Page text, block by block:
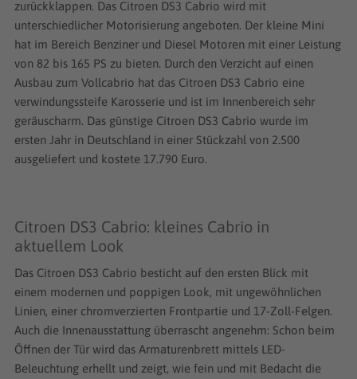
zurückklappen. Das Citroen DS3 Cabrio wird mit
unterschiedlicher Motorisierung angeboten. Der kleine Mini
hat im Bereich Benziner und Diesel Motoren mit einer Leistung
von 82 bis 165 PS zu bieten. Durch den Verzicht auf einen
Ausbau zum Vollcabrio hat das Citroen DS3 Cabrio eine
verwindungssteife Karosserie und ist im Innenbereich sehr
geräuscharm. Das günstige Citroen DS3 Cabrio wurde im
ersten Jahr in Deutschland in einer Stückzahl von 2.500
ausgeliefert und kostete 17.790 Euro.
Citroen DS3 Cabrio: kleines Cabrio in
aktuellem Look
Das Citroen DS3 Cabrio besticht auf den ersten Blick mit
einem modernen und poppigen Look, mit ungewöhnlichen
Linien, einer chromverzierten Frontpartie und 17-Zoll-Felgen.
Auch die Innenausstattung überrascht angenehm: Schon beim
Öffnen der Tür wird das Armaturenbrett mittels LED-
Beleuchtung erhellt und zeigt, wie fein und mit Bedacht die